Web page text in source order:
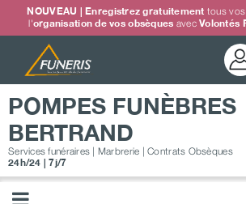
Passer
contenu
NOUVEAU | Enregistrez gratuitement tous
l'organisation de vos obsèques avecVolontés
POMPES FUNÈBRES
BERTRAND
Services funéraires | Marbrerie | Contrats Obsèques
24h/24 | 7j/7